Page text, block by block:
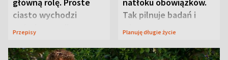
ciasto wychodzi
wyjątkowo wilgotne
Przepisy
Tak pilnuje badań i
wizyt
Planuję długie życie